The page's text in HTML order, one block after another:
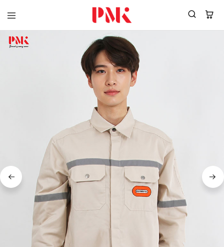
PMK
Polomaker
สินค้า
สร้าง
แบรนด์
ยูนิฟอร์ม
โลโก้
ผู้
ยูนิฟอร์ม
บริษัท
มาตรฐาน
ISO9001
อุตสาหกรรม
เขียว
ระดับ